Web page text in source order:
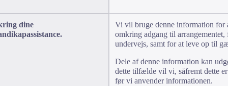
dine
Vi vil bruge denne information for
omkring adgang til
undervejs, samt for at leve op til
Dele af denne information kan
dette tilfælde vil vi, såfremt dette
før vi anvender informationen.